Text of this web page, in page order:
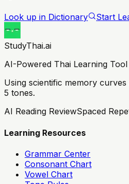
Look up in Dictionary Start
StudyThai.ai
AI-Powered Thai Learning Tool
Using scientific memory
5 tones.
AI Reading ReviewSpaced
Learning Resources
Grammar Center
Consonant Chart
Vowel Chart